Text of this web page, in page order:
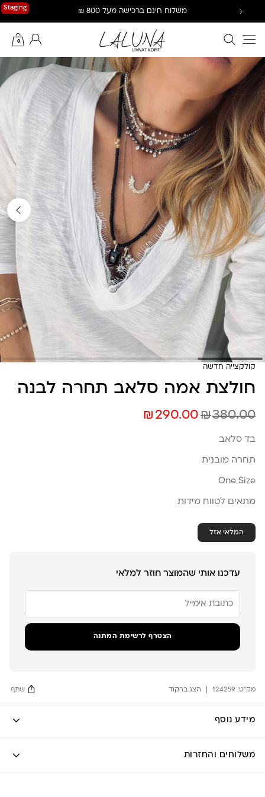
Staging משלוח חינם ברכישה מעל 800 ₪
חיפוש באתר
0
החשבון שלי
קולקצייה חדשה
חולצת אמה סלאב תחרה לבנה
₪ 290.00₪380.00
בד סלאב
תחרה מובנית
One Size
מתאים לטווח מידות
המלאי אזל
עדכנו אותי שהמוצר חוזר למלאי
את
כתובת
הדוא"ל
כדי
עבור
מוצר
הצטרף לרשימת המתנה
מק"ט: 124259 הצג ברקוד שתף
מידע נוסף
משלוחים והחזרות